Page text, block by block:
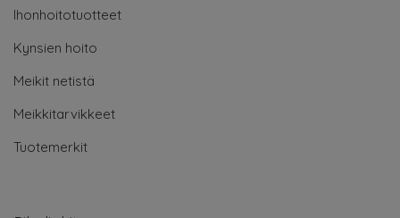
Ihonhoitotuotteet
Kynsien hoito
Meikit netistä
Meikkitarvikkeet
Tuotemerkit